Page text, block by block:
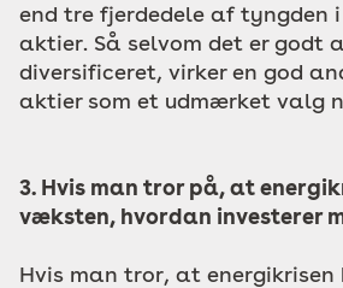
end tre fjerdedele af tyngden
aktier. Så selvom det er godt
diversificeret, virker en god
aktier som et udmærket valg
3. Hvis man tror på, at
væksten, hvordan investerer
Hvis man tror, at energikrisen